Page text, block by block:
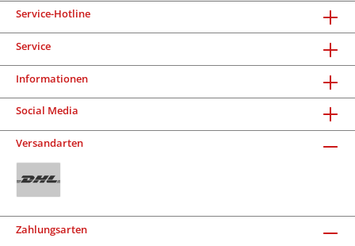
Service-Hotline
Service
Informationen
Social Media
Versandarten
Zahlungsarten